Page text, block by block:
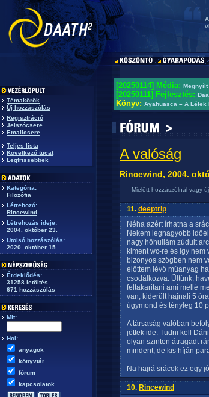
Témakörök
Új hozzászólás
Regisztráció
Jelszócsere
Emailcsere
Teljes lista
Következő tucat
Legfrissebbek
Kategória:
Filozófia
Létrehozó:
Rincewind
Létrehozás ideje:
2004. október 23.
Utolsó hozzászólás:
2020. október 15.
Érdeklődés:
31258 letöltés
671 hozzászólás
Mit:
Hol:
anyagok
könyvtár
fórum
kapcsolatok
[20250114] Média:
[20250111] Fejlesztés:
Könyv: Ayahuasca – A Lélek
A valóság
Rincewind, 2004.
Mielőtt hozzászólnál vagy
11. deeptrip
Néha azért írhatna a
Nekem legnagyobb
nagy hőhullám zúdult
kiment wc-re és így
bizonyos szögben nem
előttem lévő műanyag
csodálkozva. Ültünk,
feltakaritani ami mellé
van, kiderült hajnali 5
úgymond és tényleg 10
A társaság valóban
jöttek ide. Tudni kell
olyan szinten átragadt
mindent, de kis híján
Na hajrá srácok ez egy
10. Rincewind